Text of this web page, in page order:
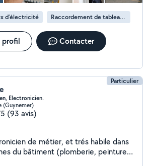
d’électricité Raccordement de tableau électrique
profil Contacter
Particulier
Electronicien.
(Guynemer)
(93 avis)
de métier, et trés habile dans
du bâtiment (plomberie, peinture,